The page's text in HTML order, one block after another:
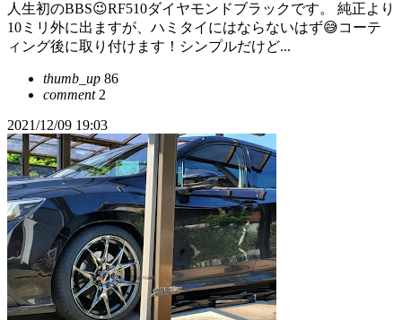
人生初のBBS😉RF510ダイヤモンドブラックです。 純正より
10ミリ外に出ますが、ハミタイにはならないはず😅コーテ
ィング後に取り付けます！シンプルだけど...
thumb_up 86
comment2
2021/12/09 19:03